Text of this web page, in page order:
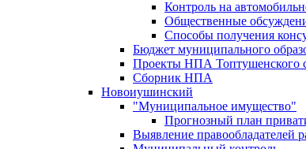
Контроль на
Общественные
Способы получения
Бюджет муниципального
Проекты НПА Топтушенского
Сборник НПА
Новоиушинский
"Муниципальное имущество"
Прогнозный план
Выявление правообладателей